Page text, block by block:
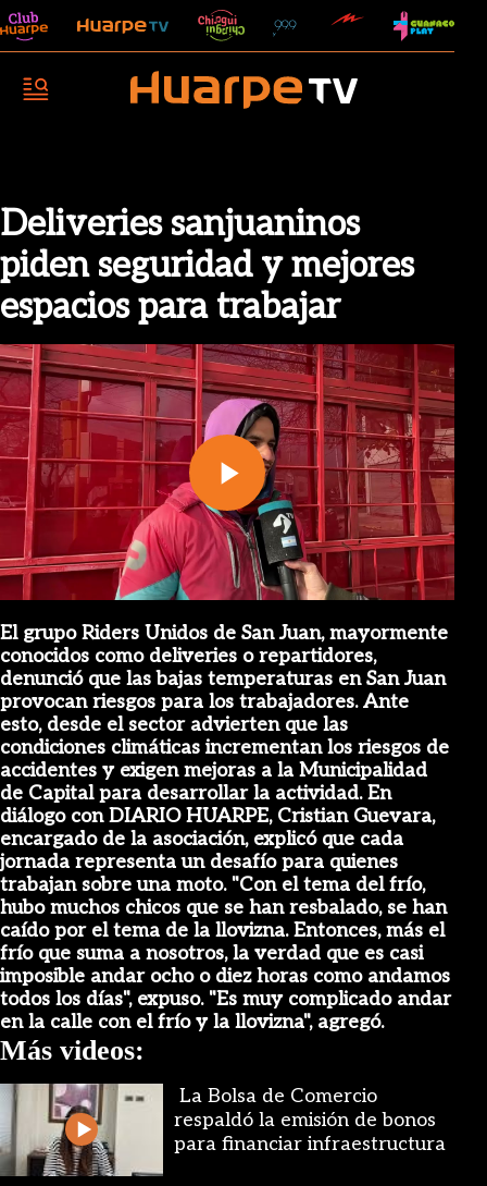
Deliveries sanjuaninos
piden seguridad y mejores
espacios para trabajar
Play
Video
El grupo Riders Unidos de San Juan, mayormente
conocidos como deliveries o repartidores,
denunció que las bajas temperaturas en San Juan
provocan riesgos para los trabajadores. Ante
esto, desde el sector advierten que las
condiciones climáticas incrementan los riesgos de
accidentes y exigen mejoras a la Municipalidad
de Capital para desarrollar la actividad. En
diálogo con DIARIO HUARPE, Cristian Guevara,
encargado de la asociación, explicó que cada
jornada representa un desafío para quienes
trabajan sobre una moto. "Con el tema del frío,
hubo muchos chicos que se han resbalado, se han
caído por el tema de la llovizna. Entonces, más el
frío que suma a nosotros, la verdad que es casi
imposible andar ocho o diez horas como andamos
todos los días", expuso. "Es muy complicado andar
en la calle con el frío y la llovizna", agregó.
Más videos:
La Bolsa de Comercio
respaldó la emisión de bonos
para financiar infraestructura